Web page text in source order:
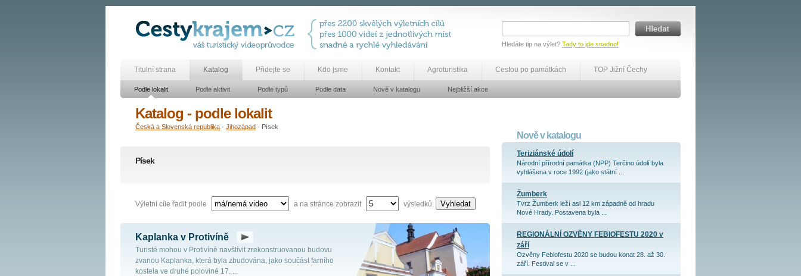
Hledáte tip na výlet? Tady to jde snadno!
Titulní strana Katalog Přidejte se Kdo jsme Kontakt Agroturistika Cestou po památkách TOP Jižní Čechy
Podle lokalit Podle aktivit Podle typů Podle data Nově v katalogu Nejbližší akce
Katalog - podle lokalit
Česká a Slovenská republika - Jihozápad - Písek
Písek
Výletní cíle řadit podle a na stránce zobrazit výsledků. Vyhledat
Kaplanka v Protivíně
Turisté mohou v Protivíně navštívit zrekonstruovanou budovu
zvanou Kaplanka, která byla zbudována, jako součást farního
kostela ve druhé polovině 17. ...
Nově v katalogu
Teriziánské údolí
Národní přírodní památka (NPP) Terčino údolí byla
vyhlášena v roce 1992 (jako státní ...
Žumberk
Tvrz Žumberk leží asi 12 km západně od hradu
Nové Hrady. Postavena byla ...
REGIONÁLNÍ OZVĚNY FEBIOFESTU 2020 v
září
Ozvěny Febiofestu 2020 se budou konat 28. až 30.
září. Festival se v ...